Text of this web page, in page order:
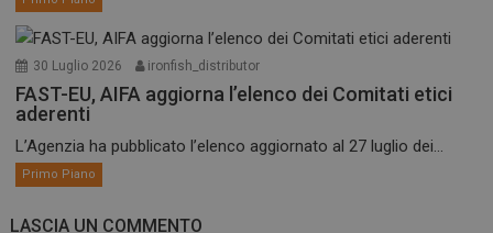
30 Luglio 2026 ironfish_distributor
FAST-EU, AIFA aggiorna l’elenco dei Comitati etici
aderenti
L’Agenzia ha pubblicato l’elenco aggiornato al 27 luglio dei...
Primo Piano
LASCIA UN COMMENTO